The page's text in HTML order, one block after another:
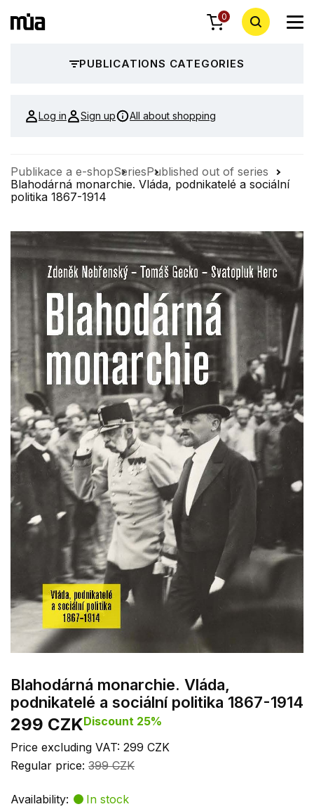
0
PUBLICATIONS CATEGORIES
Log in Sign up All about shopping
Publikace a e-shopSeriesPublished out of series
Blahodárná monarchie. Vláda, podnikatelé a sociální
politika 1867-1914
Blahodárná monarchie. Vláda,
podnikatelé a sociální politika 1867-1914
299 CZKDiscount 25%
Price excluding VAT: 299 CZK
Regular price: 399 CZK
Availability:
In stock